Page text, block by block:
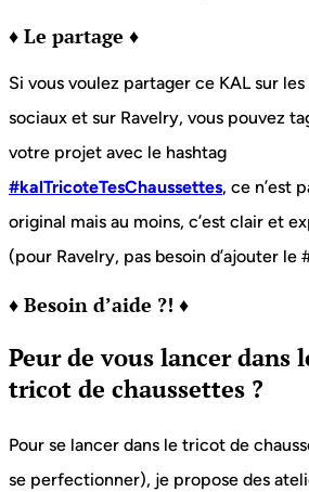
♦ Le partage ♦
Si vous voulez partager ce KAL sur les
sociaux et sur Ravelry, vous pouvez
votre projet avec le hashtag
#kalTricoteTesChaussettes, ce n’est
original mais au moins, c’est clair et
(pour Ravelry, pas besoin d’ajouter le
♦ Besoin d’aide ?! ♦
Peur de vous lancer dans
tricot de chaussettes ?
Pour se lancer dans le tricot de
se perfectionner), je propose des